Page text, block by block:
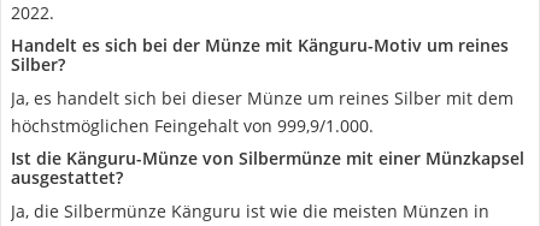
2022.
Handelt es sich bei der Münze mit Känguru-Motiv um reines
Silber?
Ja, es handelt sich bei dieser Münze um reines Silber mit dem
höchstmöglichen Feingehalt von 999,9/1.000.
Ist die Känguru-Münze von Silbermünze mit einer Münzkapsel
ausgestattet?
Ja, die Silbermünze Känguru ist wie die meisten Münzen in